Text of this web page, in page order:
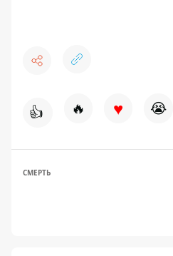
👍 🔥 ♥ 😭
СМЕРТЬ